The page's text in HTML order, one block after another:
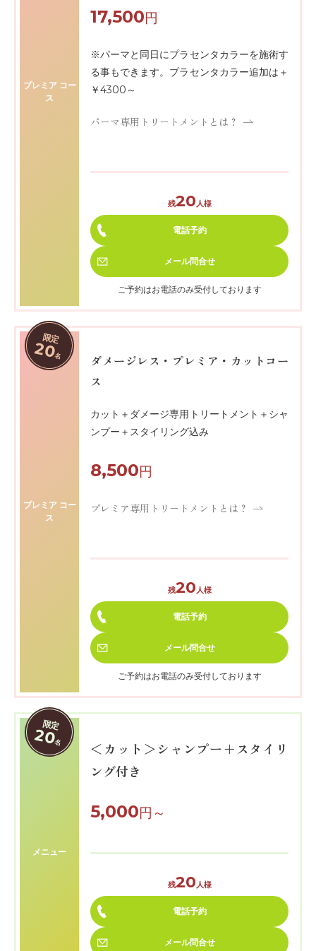
プレミア コー
ス
17,500円
※パーマと同日にプラセンタカラーを施術す
る事もできます。プラセンタカラー追加は＋
￥4300～
パーマ専用トリートメントとは？
残20人様
電話予約
メール問合せ
ご予約はお電話のみ受付しております
限定
20名
プレミア コー
ス
ダメージレス・プレミア・カットコー
ス
カット＋ダメージ専用トリートメント＋シャ
ンプー＋スタイリング込み
8,500円
プレミア専用トリートメントとは？
残20人様
電話予約
メール問合せ
ご予約はお電話のみ受付しております
限定
20名
メニュー
＜カット＞シャンプー＋スタイリ
ング付き
5,000円～
残20人様
電話予約
メール問合せ